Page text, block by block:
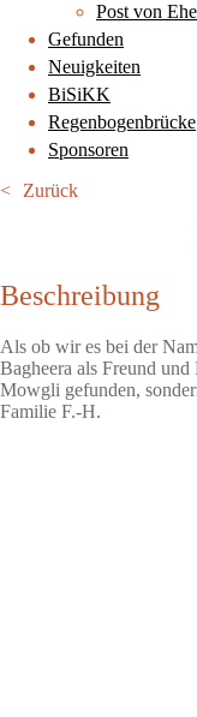
Post von
Gefunden
Neuigkeiten
BiSiKK
Regenbogenbrücke
Sponsoren
Zurück
Beschreibung
Als ob wir es bei der
Bagheera als Freund
Mowgli gefunden,
Familie F.-H.